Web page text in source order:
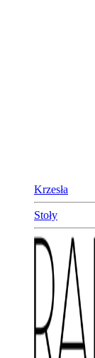
Krzesła
Stoły